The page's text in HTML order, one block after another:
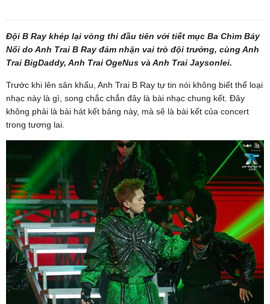
Đội B Ray khép lại vòng thi đầu tiên với tiết mục Ba Chìm Bảy
Nổi do Anh Trai B Ray đảm nhận vai trò đội trưởng, cùng Anh
Trai BigDaddy, Anh Trai OgeNus và Anh Trai Jaysonlei.
Trước khi lên sân khấu, Anh Trai B Ray tự tin nói không biết thể loại
nhạc này là gì, song chắc chắn đây là bài nhạc chung kết. Đây
không phải là bài hát kết bảng này, mà sẽ là bài kết của concert
trong tương lai.